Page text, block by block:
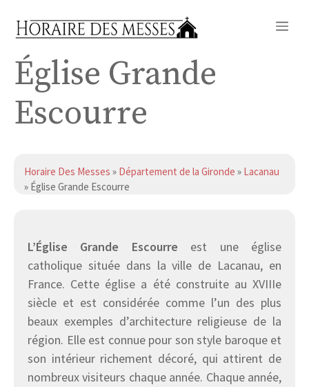
Église Grande
Escourre
Horaire Des Messes » Département de la Gironde » Lacanau
» Église Grande Escourre
L’Église Grande Escourre est une église
catholique située dans la ville de Lacanau, en
France. Cette église a été construite au XVIIIe
siècle et est considérée comme l’un des plus
beaux exemples d’architecture religieuse de la
région. Elle est connue pour son style baroque et
son intérieur richement décoré, qui attirent de
nombreux visiteurs chaque année. Chaque année,